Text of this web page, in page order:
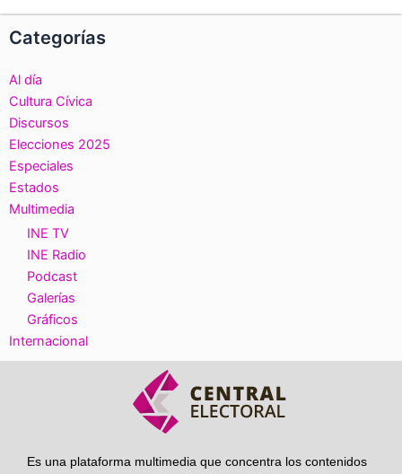
Categorías
Al día
Cultura Cívica
Discursos
Elecciones 2025
Especiales
Estados
Multimedia
INE TV
INE Radio
Podcast
Galerías
Gráficos
Internacional
Es una plataforma multimedia que concentra los contenidos